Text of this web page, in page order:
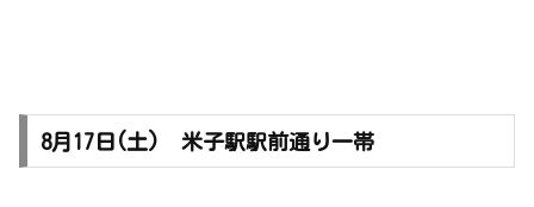
8月17日(土) 米子駅駅前通り一帯